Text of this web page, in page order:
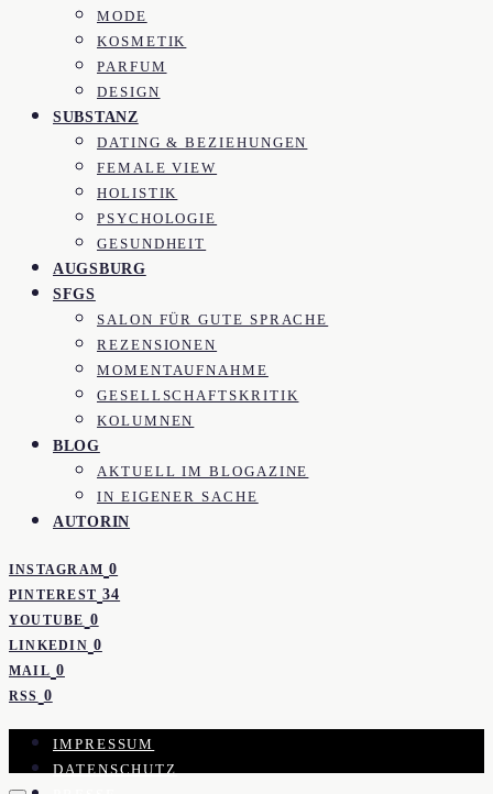
MODE
KOSMETIK
PARFUM
DESIGN
SUBSTANZ
DATING & BEZIEHUNGEN
FEMALE VIEW
HOLISTIK
PSYCHOLOGIE
GESUNDHEIT
AUGSBURG
SFGS
SALON FÜR GUTE SPRACHE
REZENSIONEN
MOMENTAUFNAHME
GESELLSCHAFTSKRITIK
KOLUMNEN
BLOG
AKTUELL IM BLOGAZINE
IN EIGENER SACHE
AUTORIN
INSTAGRAM 0
PINTEREST 34
YOUTUBE 0
LINKEDIN 0
MAIL 0
RSS 0
IMPRESSUM
DATENSCHUTZ